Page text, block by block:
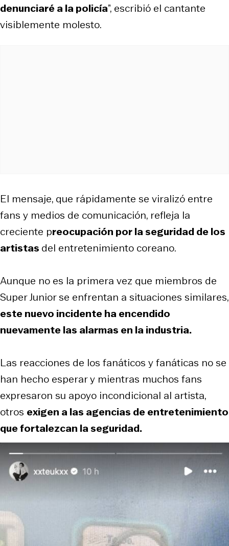
denunciaré a la policía”, escribió el cantante
visiblemente molesto.
El mensaje, que rápidamente se viralizó entre
fans y medios de comunicación, refleja la
creciente preocupación por la seguridad de los
artistas del entretenimiento coreano.
Aunque no es la primera vez que miembros de
Super Junior se enfrentan a situaciones similares,
este nuevo incidente ha encendido
nuevamente las alarmas en la industria.
Las reacciones de los fanáticos y fanáticas no se
han hecho esperar y mientras muchos fans
expresaron su apoyo incondicional al artista,
otros exigen a las agencias de entretenimiento
que fortalezcan la seguridad.